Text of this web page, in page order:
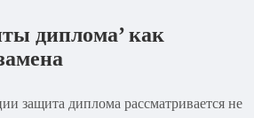
диплома’ как
защита диплома рассматривается не